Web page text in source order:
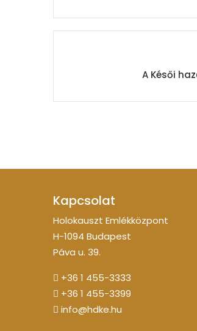
A Késői
Kapcsolat
Holokauszt Emlékközpont
H-1094 Budapest
Páva u. 39.
+36 1 455-3333
+36 1 455-3399
info@hdke.hu